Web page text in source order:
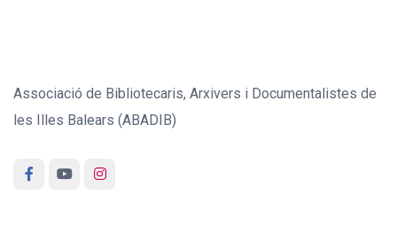
Associació de Bibliotecaris, Arxivers i Documentalistes de
les Illes Balears (ABADIB)